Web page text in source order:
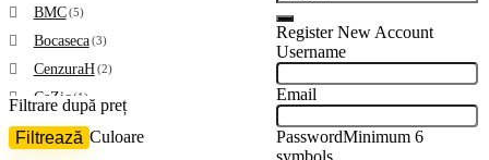
BMC(5)
Bocaseca(3)
CenzuraH(2)
CeZic (1)
Cumicu(5)
Dragonu AKA 47
Filtrare după preț
Preț
Preț
Filtrează Culoare
Register New Account
Username
Email
PasswordMinimum 6
symbols